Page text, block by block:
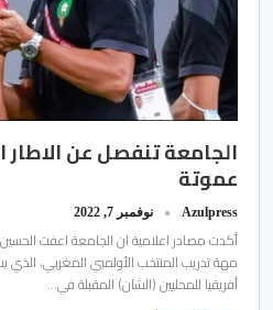
الجامعة تنفصل عن
عموتة
Azulpress نوفمبر 7, 2022
أكدت مصادر اعلامية ان الجامعة اعفت
مهة تدريب المنتخب الأولمبي المغربي،
أفريقيا للمحليين (الشان) المقبلة في…